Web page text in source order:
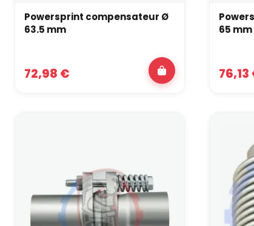
Powersprint compensateur Ø
63.5 mm
72,98 €
65 mm
76,13